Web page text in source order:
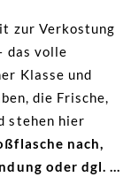
zur Verkostung
das volle
Klasse und
die Frische,
stehen hier
nach,
oder dgl. …